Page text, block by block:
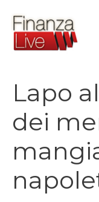
contenuto
Lapo
dei